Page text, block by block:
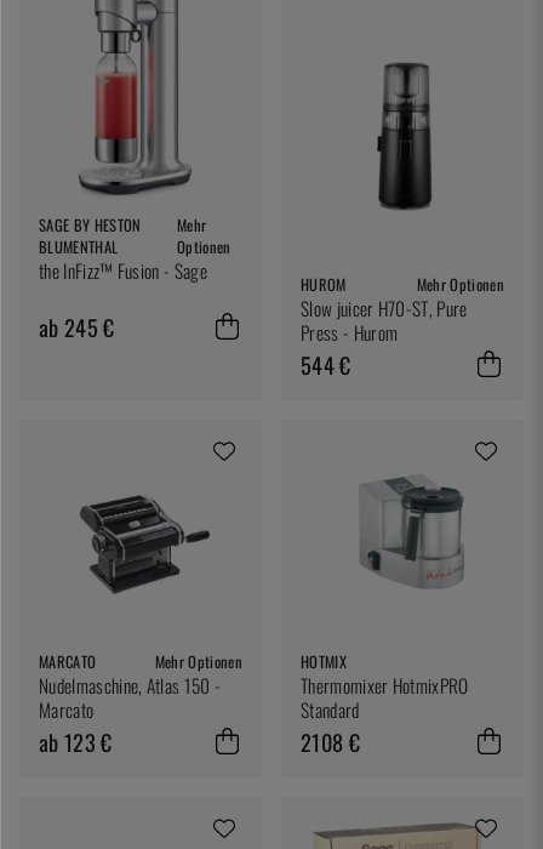
SAGE BY HESTON
BLUMENTHAL
Mehr
Optionen
the InFizz™ Fusion - Sage
ab 245 €
HUROM Mehr Optionen
Slow juicer H70-ST, Pure
Press - Hurom
544 €
MARCATO Mehr Optionen
Nudelmaschine, Atlas 150 -
Marcato
ab 123 €
HOTMIX
Thermomixer HotmixPRO
Standard
2108 €